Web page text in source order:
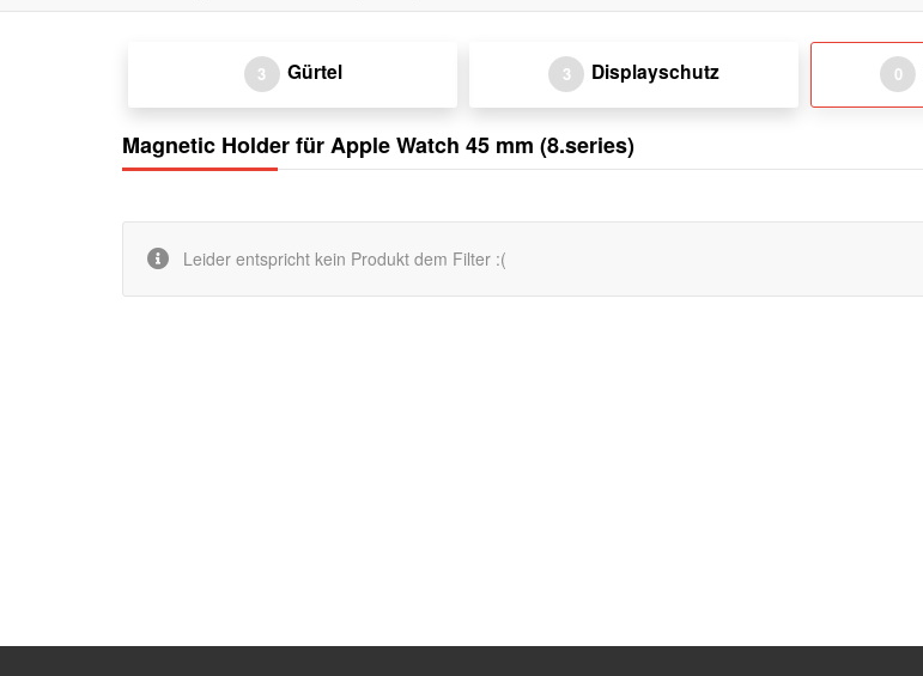
3 Gürtel 3 Displayschutz 0
Magnetic Holder für Apple Watch 45 mm (8.series)
Leider entspricht kein Produkt dem Filter :(